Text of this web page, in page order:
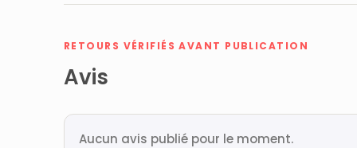
RETOURS VÉRIFIÉS AVANT PUBLICATION
Avis
Aucun avis publié pour le moment.